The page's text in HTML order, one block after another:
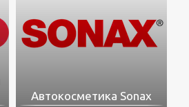
Автокосметика Sonax